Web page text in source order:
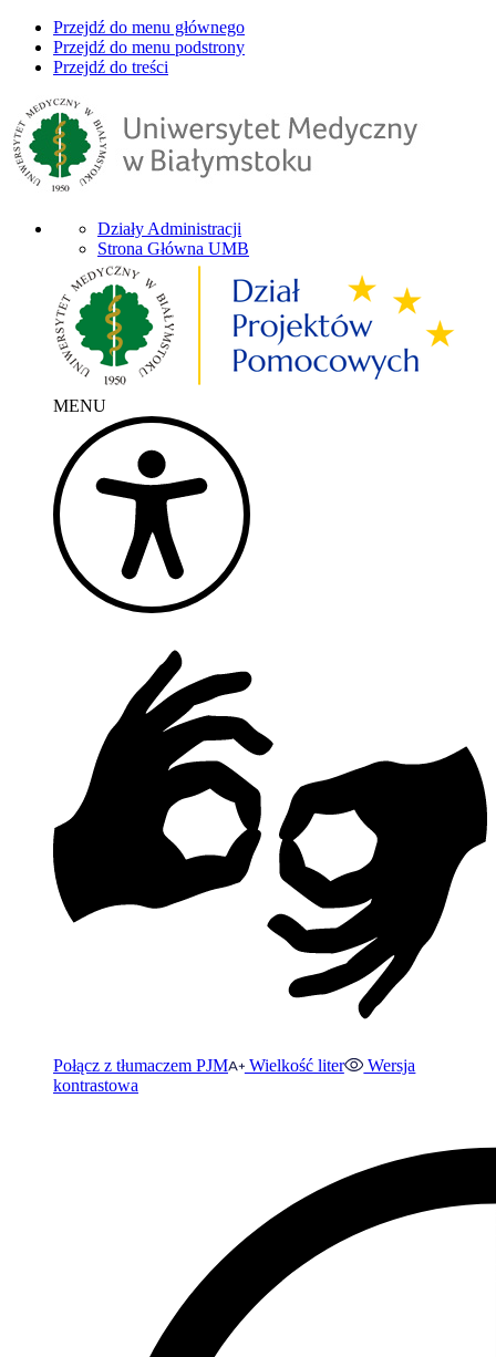
Przejdź do menu głównego
Przejdź do menu podstrony
Przejdź do treści
Działy Administracji
Strona Główna UMB
MENU
Połącz z tłumaczem PJM Wielkość liter
Wersja
kontrastowa